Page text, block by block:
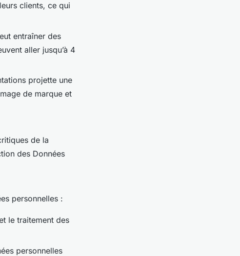
clients, ce qui
entraîner des
aller jusqu’à 4
projette une
de marque et
de la
des Données
personnelles :
le traitement des
personnelles